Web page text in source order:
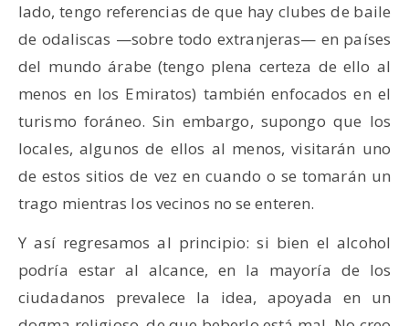
lado, tengo referencias de que hay clubes de baile
de odaliscas —sobre todo extranjeras— en países
del mundo árabe (tengo plena certeza de ello al
menos en los Emiratos) también enfocados en el
turismo foráneo. Sin embargo, supongo que los
locales, algunos de ellos al menos, visitarán uno
de estos sitios de vez en cuando o se tomarán un
trago mientras los vecinos no se enteren.
Y así regresamos al principio: si bien el alcohol
podría estar al alcance, en la mayoría de los
ciudadanos prevalece la idea, apoyada en un